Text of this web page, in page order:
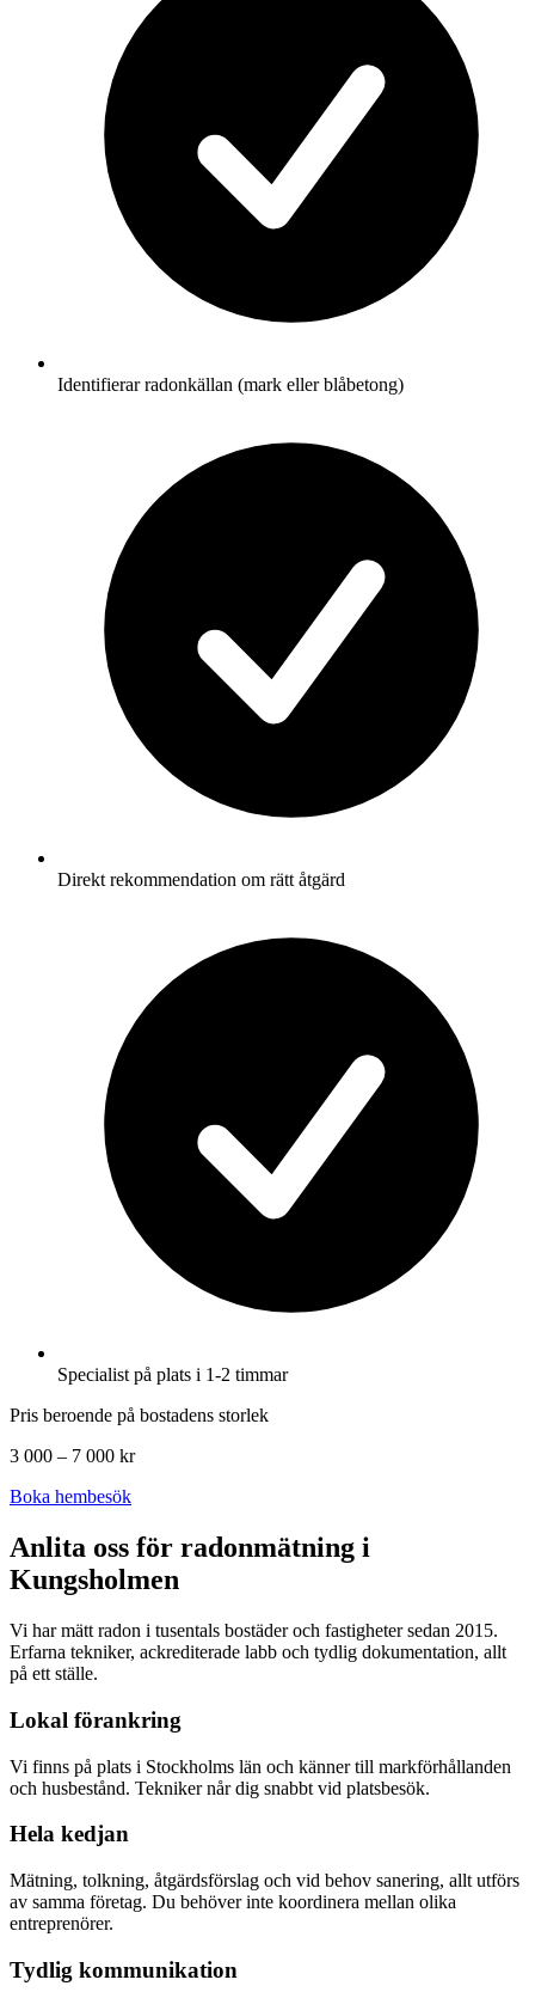
Identifierar radonkällan (mark eller blåbetong)
Direkt rekommendation om rätt åtgärd
Specialist på plats i 1-2 timmar
Pris beroende på bostadens storlek
3 000 – 7 000 kr
Boka hembesök
Anlita oss för radonmätning i
Kungsholmen
Vi har mätt radon i tusentals bostäder och fastigheter sedan 2015.
Erfarna tekniker, ackrediterade labb och tydlig dokumentation, allt
på ett ställe.
Lokal förankring
Vi finns på plats i Stockholms län och känner till markförhållanden
och husbestånd. Tekniker når dig snabbt vid platsbesök.
Hela kedjan
Mätning, tolkning, åtgärdsförslag och vid behov sanering, allt utförs
av samma företag. Du behöver inte koordinera mellan olika
entreprenörer.
Tydlig kommunikation